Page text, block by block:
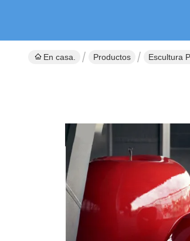
En casa. Productos Escultura